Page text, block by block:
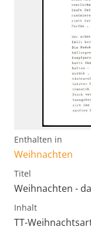
Enthalten in
Weihnachten
Titel
Weihnachten -
Inhalt
TT-